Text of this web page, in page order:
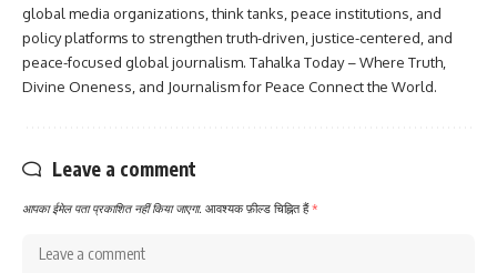
global media organizations, think tanks, peace institutions, and
policy platforms to strengthen truth-driven, justice-centered, and
peace-focused global journalism. Tahalka Today – Where Truth,
Divine Oneness, and Journalism for Peace Connect the World.
Leave a comment
आपका ईमेल पता प्रकाशित नहीं किया जाएगा. आवश्यक फ़ील्ड चिह्नित हैं*